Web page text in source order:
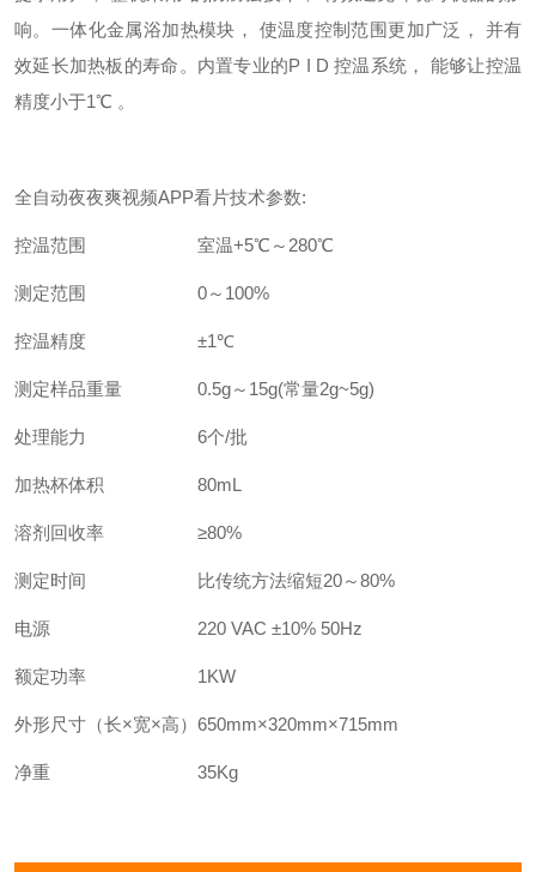
响。一体化金属浴加热模块，
使温度控制范围更加广泛，
并有
效延长加热板的寿命。内置专业的P I D 控温系统， 能够让控温
精度小于1℃ 。
全自动夜夜爽视频APP看片技术参数:
控温范围 室温+5℃～280℃
测定范围 0～100%
控温精度 ±1℃
测定样品重量 0.5g～15g(常量2g~5g)
处理能力 6个/批
加热杯体积 80mL
溶剂回收率 ≥80%
测定时间 比传统方法缩短20～80%
电源 220 VAC ±10% 50Hz
额定功率 1KW
外形尺寸（长×宽×高） 650mm×320mm×715mm
净重 35Kg